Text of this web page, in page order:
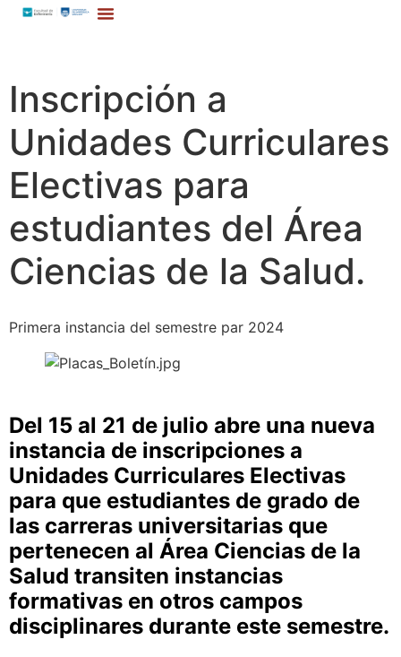
Inscripción a
Unidades Curriculares
Electivas para
estudiantes del Área
Ciencias de la Salud.
Primera instancia del semestre par 2024
Del 15 al 21 de julio abre una nueva
instancia de inscripciones a
Unidades Curriculares Electivas
para que estudiantes de grado de
las carreras universitarias que
pertenecen al Área Ciencias de la
Salud transiten instancias
formativas en otros campos
disciplinares durante este semestre.